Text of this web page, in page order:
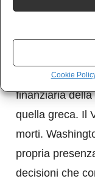
Cookie
paese dovrà
del Financial
miliardi di
finanziaria
quella greca. Il
morti.
propria
decisioni che